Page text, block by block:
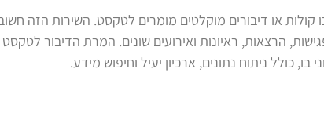
קולות או דיבורים מוקלטים מומרים לטקסט. השירות הזה
הרצאות, ראיונות ואירועים שונים. המרת הדיבור
בו, כולל ניתוח נתונים, ארכיון יעיל וחיפוש מידע.